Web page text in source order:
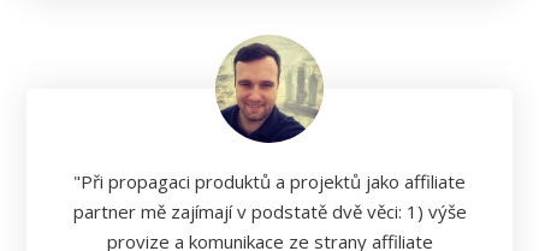
"Při propagaci produktů a projektů jako affiliate
partner mě zajímají v podstatě dvě věci: 1) výše
provize a komunikace ze strany affiliate